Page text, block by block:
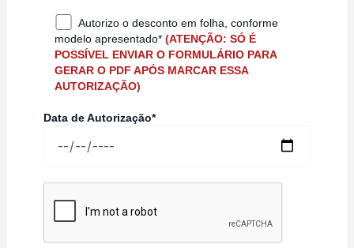
Autorizo o desconto em folha, conforme
modelo apresentado*(ATENÇÃO: SÓ É
POSSÍVEL ENVIAR O FORMULÁRIO PARA
GERAR O PDF APÓS MARCAR ESSA
AUTORIZAÇÃO)
Data de Autorização*